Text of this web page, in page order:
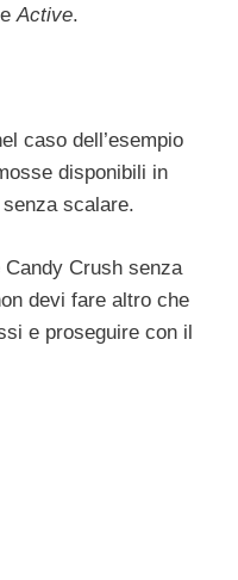
Active.
caso dell’esempio
disponibili in
scalare.
Candy Crush senza
devi fare altro che
e proseguire con il